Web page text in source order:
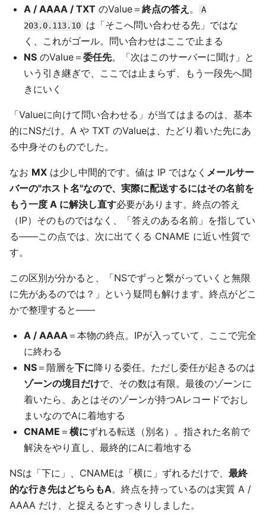
A / AAAA / TXT のValue＝ 終点の答え 。
A
203.0.113.10
は「そこへ問い合わせる先」ではな
く、これがゴール。問い合わせはここで止まる
NS のValue＝ 委任先。「次はこのサーバーに聞け」と
いう引き継ぎで、ここでは止まらず、もう一段先へ聞
きにいく
「Valueに向けて問い合わせる」が当てはまるのは、基本
的にNSだけ。A や TXT のValueは、たどり着いた先にあ
る中身そのものでした。
なお MX は少し中間的です。値は IP ではなく メールサー
バーの"ホスト名"なので、実際に配送するにはその名前を
もう一度 A に解決し直す必要があります。終点の答え
（IP）そのものではなく、「答えのある名前」を指してい
る——この点では、次に出てくる CNAME に近い性質で
す。
この区別が分かると、「NSでずっと繋がっていくと無限
に先があるのでは？」という疑問も解けます。終点がどこ
かで整理すると——
A / AAAA ＝本物の終点。IPが入っていて、ここで完全
に終わる
NS ＝階層を下に降りる委任。ただし委任が起きるのは
ゾーンの境目だけで、その数は有限。最後のゾーンに
着いたら、あとはそのゾーンが持つAレコードでおし
まいなのでAに着地する
CNAME ＝ 横にずれる転送（別名）。指された名前で
解決をやり直し、最終的にAに着地する
NSは「下に」、CNAMEは「横に」ずれるだけで、 最終
的な行き先はどちらもA。終点を持っているのは実質 A /
AAAA だけ、と捉えるとすっきりしました。